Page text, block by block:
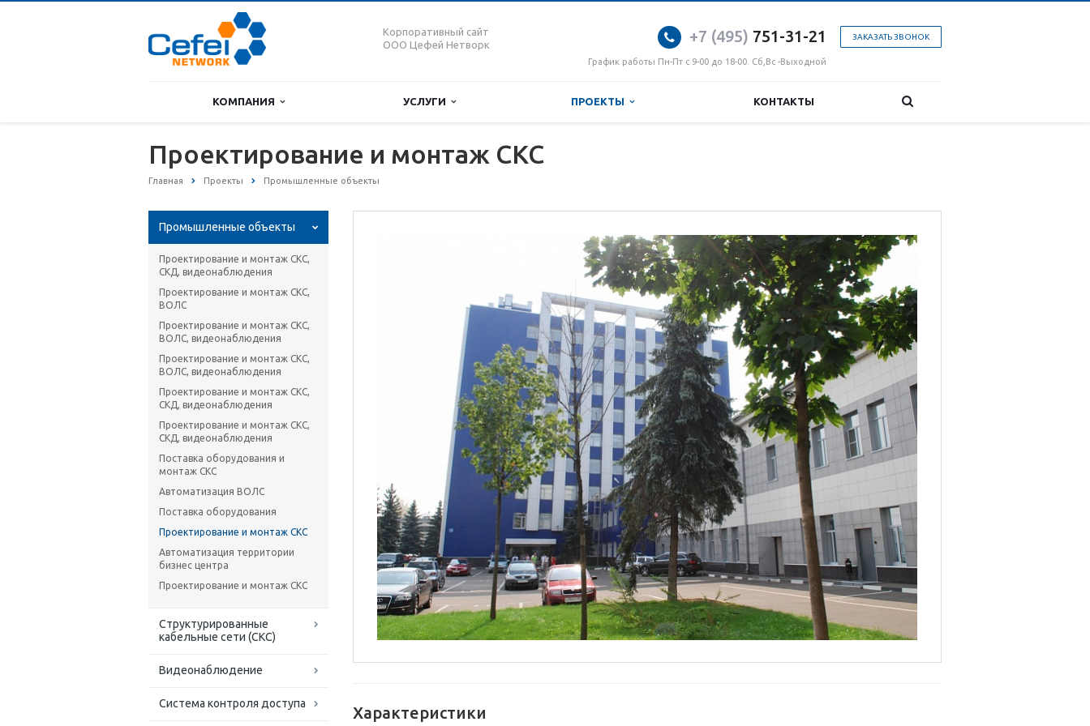
Корпоративный сайт
ООО Цефей Нетворк
ЗАКАЗАТЬ ЗВОНОК
+7 (495) 751-31-21
График работы Пн-Пт с 9-00 до 18-00. Сб,Вс -Выходной
КОМПАНИЯ УСЛУГИ ПРОЕКТЫ КОНТАКТЫ
Проектирование и монтаж СКС
Главная Проекты Промышленные объекты
Промышленные объекты
Проектирование и монтаж СКС,
СКД, видеонаблюдения
Проектирование и монтаж СКС,
ВОЛС
Проектирование и монтаж СКС,
ВОЛС, видеонаблюдения
Проектирование и монтаж СКС,
ВОЛС, видеонаблюдения
Проектирование и монтаж СКС,
СКД, видеонаблюдения
Проектирование и монтаж СКС,
СКД, видеонаблюдения
Поставка оборудования и
монтаж СКС
Автоматизация ВОЛС
Поставка оборудования
Проектирование и монтаж СКС
Автоматизация территории
бизнес центра
Проектирование и монтаж СКС
Структурированные
кабельные сети (СКС)
Видеонаблюдение
Система контроля доступа Характеристики